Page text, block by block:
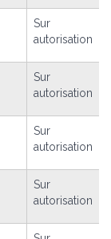
Sur
autorisation
Sur
autorisation
Sur
autorisation
Sur
autorisation